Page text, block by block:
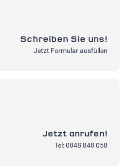
Schreiben Sie uns!
Jetzt Formular ausfüllen
Jetzt anrufen!
Tel: 0848 848 058